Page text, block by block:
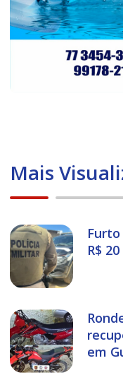
Mais
R$
em